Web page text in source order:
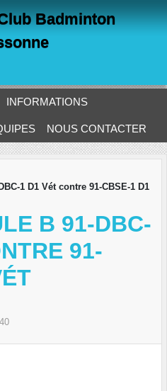
Badminton
INFORMATIONS
NOUS CONTACTER
1 D1 Vét contre 91-CBSE-1 D1
B 91-DBC-
91-